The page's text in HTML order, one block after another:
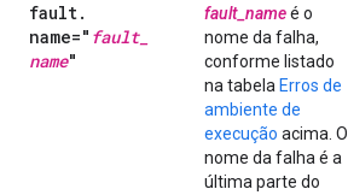
fault.
name=" fault_
name"
fault_nameé o
nome da falha,
conforme listado
na tabela Erros de
ambiente de
execução acima. O
nome da falha é a
última parte do